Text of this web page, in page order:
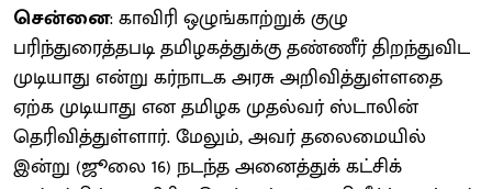
சென்னை: காவிரி ஒழுங்காற்றுக் குழு
பரிந்துரைத்தபடி தமிழகத்துக்கு தண்ணீர் திறந்துவிட
முடியாது என்று கர்நாடக அரசு அறிவித்துள்ளதை
ஏற்க முடியாது என தமிழக முதல்வர் ஸ்டாலின்
தெரிவித்துள்ளார். மேலும், அவர் தலைமையில்
இன்று (ஜூலை 16) நடந்த அனைத்துக் கட்சிக்